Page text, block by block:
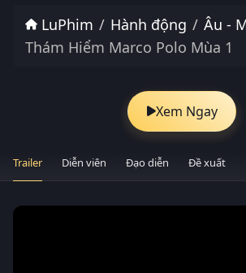
LuPhim Hành động Âu -
Thám Hiểm Marco Polo Mùa 1
Xem Ngay
Trailer Diễn viên Đạo diễn Đề xuất